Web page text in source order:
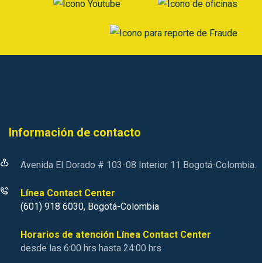
Información de contacto
Avenida El Dorado # 103-08 Interior 11 Bogotá-Colombia.
Línea Contact Center
(601) 918 6030, Bogotá-Colombia
Horarios de atención Línea Contact Center
desde las 6:00 hrs hasta 24:00 hrs